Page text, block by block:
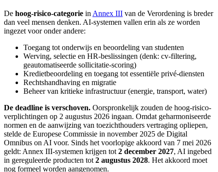
De hoog-risico-categorie in Annex III van de Verordening is breder
dan veel mensen denken. AI-systemen vallen erin als ze worden
ingezet voor onder andere:
Toegang tot onderwijs en beoordeling van studenten
Werving, selectie en HR-beslissingen (denk: cv-filtering,
geautomatiseerde sollicitatie-scoring)
Kredietbeoordeling en toegang tot essentiële privé-diensten
Rechtshandhaving en migratie
Beheer van kritieke infrastructuur (energie, transport, water)
De deadline is verschoven. Oorspronkelijk zouden de hoog-risico-
verplichtingen op 2 augustus 2026 ingaan. Omdat geharmoniseerde
normen en de aanwijzing van toezichthouders vertraging opliepen,
stelde de Europese Commissie in november 2025 de Digital
Omnibus on AI voor. Sinds het voorlopige akkoord van 7 mei 2026
geldt: Annex III-systemen krijgen tot 2 december 2027, AI ingebed
in gereguleerde producten tot 2 augustus 2028. Het akkoord moet
nog formeel worden aangenomen.